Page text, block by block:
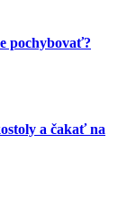
pochybovať?
a čakať na